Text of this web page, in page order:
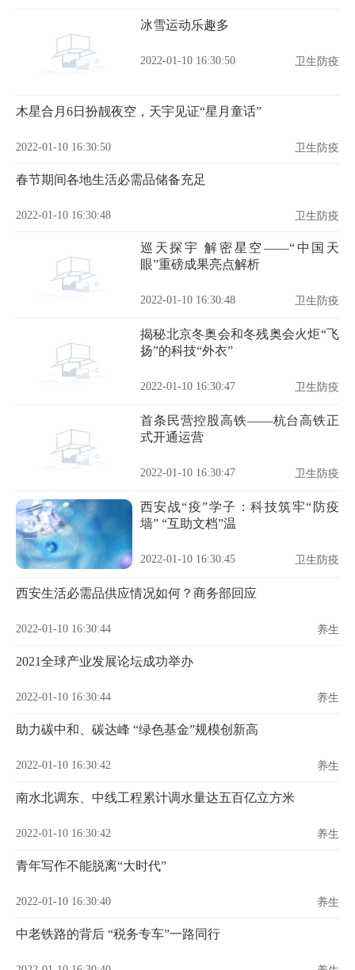
冰雪运动乐趣多
2022-01-10 16:30:50 卫生防疫
木星合月6日扮靓夜空，天宇见证“星月童话”
2022-01-10 16:30:50 卫生防疫
春节期间各地生活必需品储备充足
2022-01-10 16:30:48 卫生防疫
巡天探宇 解密星空——“中国天
眼”重磅成果亮点解析
2022-01-10 16:30:48 卫生防疫
揭秘北京冬奥会和冬残奥会火炬“飞
扬”的科技“外衣”
2022-01-10 16:30:47 卫生防疫
首条民营控股高铁——杭台高铁正
式开通运营
2022-01-10 16:30:47 卫生防疫
西安战“疫”学子：科技筑牢“防疫
墙” “互助文档”温
2022-01-10 16:30:45 卫生防疫
西安生活必需品供应情况如何？商务部回应
2022-01-10 16:30:44 养生
2021全球产业发展论坛成功举办
2022-01-10 16:30:44 养生
助力碳中和、碳达峰 “绿色基金”规模创新高
2022-01-10 16:30:42 养生
南水北调东、中线工程累计调水量达五百亿立方米
2022-01-10 16:30:42 养生
青年写作不能脱离“大时代”
2022-01-10 16:30:40 养生
中老铁路的背后 “税务专车”一路同行